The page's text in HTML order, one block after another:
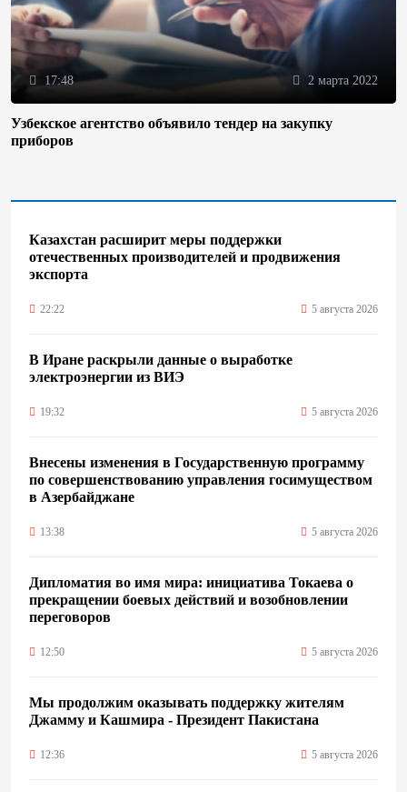
17:48 2 марта 2022
Узбекское агентство объявило тендер на закупку
приборов
Казахстан расширит меры поддержки
отечественных производителей и продвижения
экспорта
22:22 5 августа 2026
В Иране раскрыли данные о выработке
электроэнергии из ВИЭ
19:32 5 августа 2026
Внесены изменения в Государственную программу
по совершенствованию управления госимуществом
в Азербайджане
13:38 5 августа 2026
Дипломатия во имя мира: инициатива Токаева о
прекращении боевых действий и возобновлении
переговоров
12:50 5 августа 2026
Мы продолжим оказывать поддержку жителям
Джамму и Кашмира - Президент Пакистана
12:36 5 августа 2026